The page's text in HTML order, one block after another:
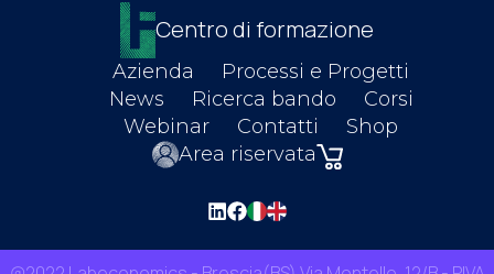
Azienda
Processi e Progetti
News
Ricerca bando
Corsi
Webinar
Contatti
Shop
Area riservata
Centro di formazione